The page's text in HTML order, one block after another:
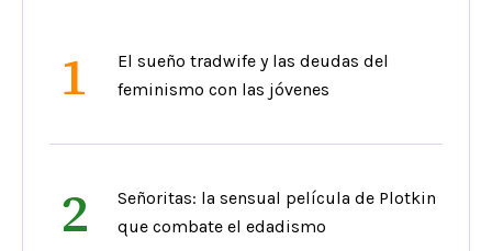
1
El sueño tradwife y las deudas del
feminismo con las jóvenes
2
Señoritas: la sensual película de Plotkin
que combate el edadismo